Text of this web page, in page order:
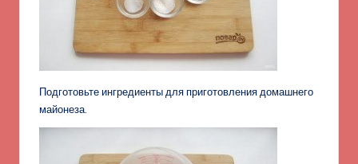
Подготовьте ингредиенты для приготовления домашнего
майонеза.